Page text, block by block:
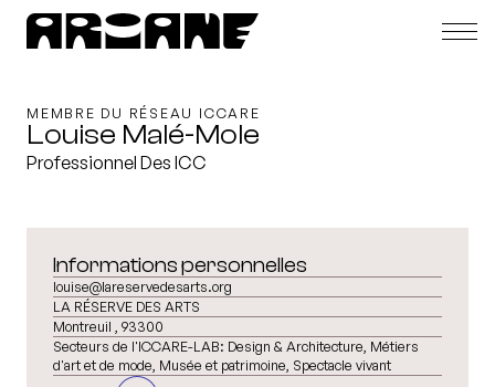
MEMBRE DU RÉSEAU ICCARE
Louise Malé-Mole
Professionnel Des ICC
Informations personnelles
louise@lareservedesarts.org
LA RÉSERVE DES ARTS
Montreuil , 93300
Secteurs de l'ICCARE-LAB: Design & Architecture, Métiers
d'art et de mode, Musée et patrimoine, Spectacle vivant